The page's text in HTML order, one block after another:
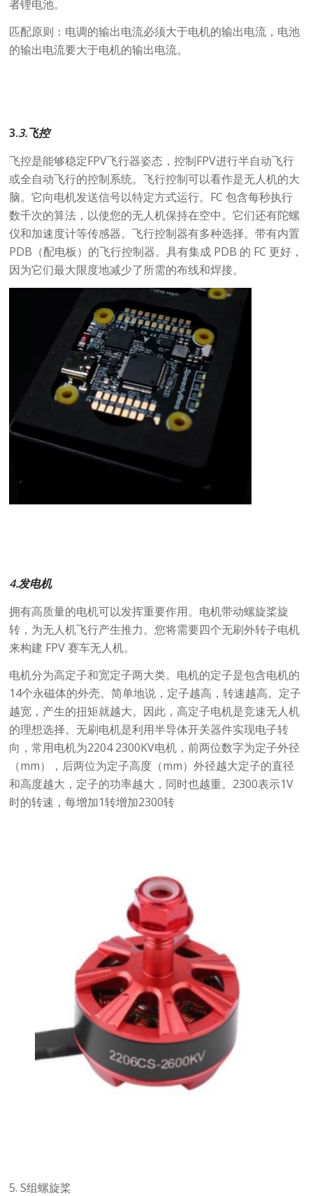
者锂电池。
匹配原则：电调的输出电流必须大于电机的输出电流，电池
的输出电流要大于电机的输出电流。
3.3.飞控
飞控是能够稳定FPV飞行器姿态，控制FPV进行半自动飞行
或全自动飞行的控制系统。飞行控制可以看作是无人机的大
脑。它向电机发送信号以特定方式运行。FC 包含每秒执行
数千次的算法，以使您的无人机保持在空中。它们还有陀螺
仪和加速度计等传感器。飞行控制器有多种选择。带有内置
PDB（配电板）的飞行控制器。具有集成 PDB 的 FC 更好，
因为它们最大限度地减少了所需的布线和焊接。
4.发电机
拥有高质量的电机可以发挥重要作用。电机带动螺旋桨旋
转，为无人机飞行产生推力。您将需要四个无刷外转子电机
来构建 FPV 赛车无人机。
电机分为高定子和宽定子两大类。电机的定子是包含电机的
14个永磁体的外壳。简单地说，定子越高，转速越高。定子
越宽，产生的扭矩就越大。因此，高定子电机是竞速无人机
的理想选择。无刷电机是利用半导体开关器件实现电子转
向，常用电机为2204 2300KV电机，前两位数字为定子外径
（mm），后两位为定子高度（mm）外径越大定子的直径
和高度越大，定子的功率越大，同时也越重。2300表示1V
时的转速，每增加1转增加2300转
5. S组螺旋桨